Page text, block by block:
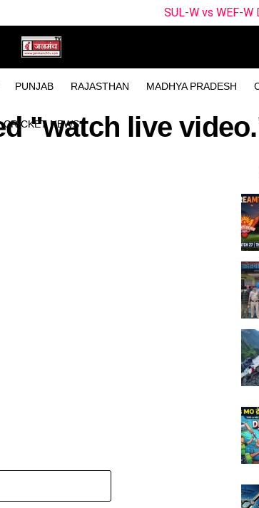
PUNJAB RAJASTHAN MADHYA PRADESH
CRICKET NEWS
SUL-W vs WEF-W Dream11
"watch live